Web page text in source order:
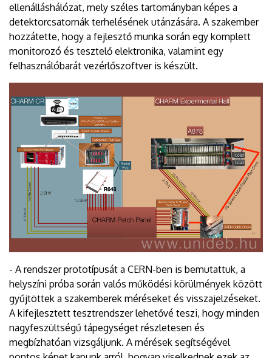
ellenálláshálózat, mely széles tartományban képes a
detektorcsatornák terhelésének utánzására. A szakember
hozzátette, hogy a fejlesztő munka során egy komplett
monitorozó és tesztelő elektronika, valamint egy
felhasználóbarát vezérlőszoftver is készült.
- A rendszer prototípusát a CERN-ben is bemutattuk, a
helyszíni próba során valós működési körülmények között
gyűjtöttek a szakemberek méréseket és visszajelzéseket.
A kifejlesztett tesztrendszer lehetővé teszi, hogy minden
nagyfeszültségű tápegységet részletesen és
megbízhatóan vizsgáljunk. A mérések segítségével